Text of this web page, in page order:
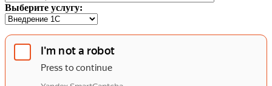
Выберите услугу: